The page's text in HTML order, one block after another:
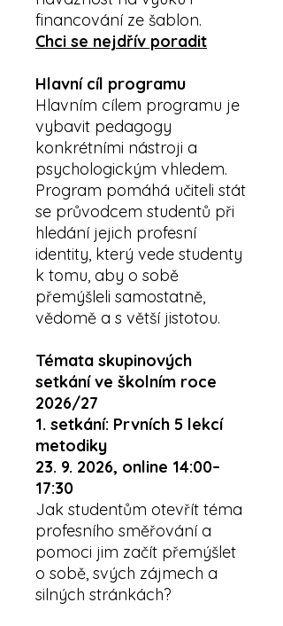
financování ze šablon.
Chci se nejdřív poradit
Hlavní cíl programu
Hlavním cílem programu je
vybavit pedagogy
konkrétními nástroji a
psychologickým vhledem.
Program pomáhá učiteli stát
se průvodcem studentů při
hledání jejich profesní
identity, který vede studenty
k tomu, aby o sobě
přemýšleli samostatně,
vědomě a s větší jistotou.
Témata skupinových
setkání ve školním roce
2026/27
1. setkání: Prvních 5 lekcí
metodiky
23. 9. 2026, online 14:00–
17:30
Jak studentům otevřít téma
profesního směřování a
pomoci jim začít přemýšlet
o sobě, svých zájmech a
silných stránkách?